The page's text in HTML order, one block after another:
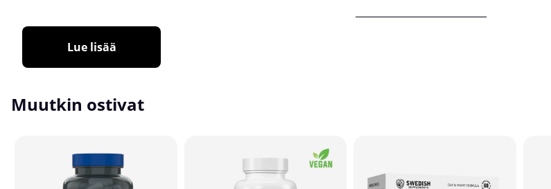
Lue lisää
Muutkin ostivat